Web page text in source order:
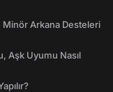
Minör Arkana Desteleri
Aşk Uyumu Nasıl